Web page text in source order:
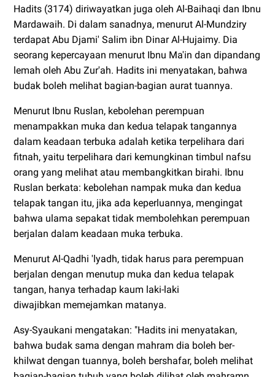
Hadits (3174) diriwayatkan juga oleh Al-Baihaqi dan Ibnu
Mardawaih. Di dalam sanadnya, menurut Al-Mundziry
terdapat Abu Djami' Salim ibn Dinar Al-Hujaimy. Dia
seorang kepercayaan menurut Ibnu Ma'in dan dipandang
lemah oleh Abu Zur'ah. Hadits ini menyatakan, bahwa
budak boleh melihat bagian-bagian aurat tuannya.
Menurut Ibnu Ruslan, kebolehan perempuan
menampakkan muka dan kedua telapak tangannya
dalam keadaan terbuka adalah ketika terpelihara dari
fitnah, yaitu terpelihara dari kemungkinan timbul nafsu
orang yang melihat atau membangkitkan birahi. Ibnu
Ruslan berkata: kebolehan nampak muka dan kedua
telapak tangan itu, jika ada keperluannya, mengingat
bahwa ulama sepakat tidak membolehkan perempuan
berjalan dalam keadaan muka terbuka.
Menurut Al-Qadhi 'lyadh, tidak harus para perempuan
berjalan dengan menutup muka dan kedua telapak
tangan, hanya terhadap kaum laki-laki
diwajibkan memejamkan matanya.
Asy-Syaukani mengatakan: "Hadits ini menyatakan,
bahwa budak sama dengan mahram dia boleh ber-
khilwat dengan tuannya, boleh bershafar, boleh melihat